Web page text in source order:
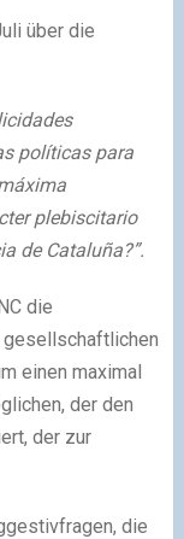
über die
políticas para
plebiscitario
de Cataluña?”.
die
gesellschaftlichen
einen maximal
der den
der zur
die